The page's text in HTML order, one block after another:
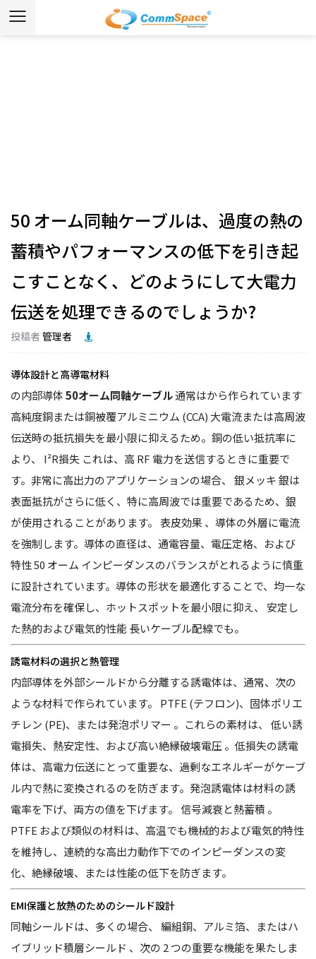
50 オーム同軸ケーブルは、過度の熱の
蓄積やパフォーマンスの低下を引き起
こすことなく、どのようにして大電力
伝送を処理できるのでしょうか?
投稿者 管理者
導体設計と高導電材料
の内部導体50オーム同軸ケーブル通常はから作られています
高純度銅または銅被覆アルミニウム (CCA) 大電流または高周波
伝送時の抵抗損失を最小限に抑えるため。銅の低い抵抗率に
より、 I²R損失 これは、高 RF 電力を送信するときに重要で
す。非常に高出力のアプリケーションの場合、 銀メッキ銀は
表面抵抗がさらに低く、特に高周波では重要であるため、銀
が使用されることがあります。 表皮効果 、導体の外層に電流
を強制します。導体の直径は、通電容量、電圧定格、および
特性 50 オーム インピーダンスのバランスがとれるように慎重
に設計されています。導体の形状を最適化することで、均一な
電流分布を確保し、ホットスポットを最小限に抑え、 安定し
た熱的および電気的性能 長いケーブル配線でも。
誘電材料の選択と熱管理
内部導体を外部シールドから分離する誘電体は、通常、次の
ような材料で作られています。 PTFE (テフロン)、固体ポリエ
チレン (PE)、または発泡ポリマー 。これらの素材は、 低い誘
電損失、熱安定性、および高い絶縁破壊電圧 。低損失の誘電
体は、高電力伝送にとって重要な、過剰なエネルギーがケーブ
ル内で熱に変換されるのを防ぎます。発泡誘電体は材料の誘
電率を下げ、両方の値を下げます。 信号減衰と熱蓄積 。
PTFE および類似の材料は、高温でも機械的および電気的特性
を維持し、連続的な高出力動作下でのインピーダンスの変
化、絶縁破壊、または性能の低下を防ぎます。
EMI保護と放熱のためのシールド設計
同軸シールドは、多くの場合、 編組銅、アルミ箔、またはハ
イブリッド積層シールド 、次の 2 つの重要な機能を果たしま